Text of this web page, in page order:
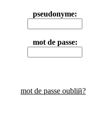
pseudonyme:
mot de passe:
mot de passe oubliй?